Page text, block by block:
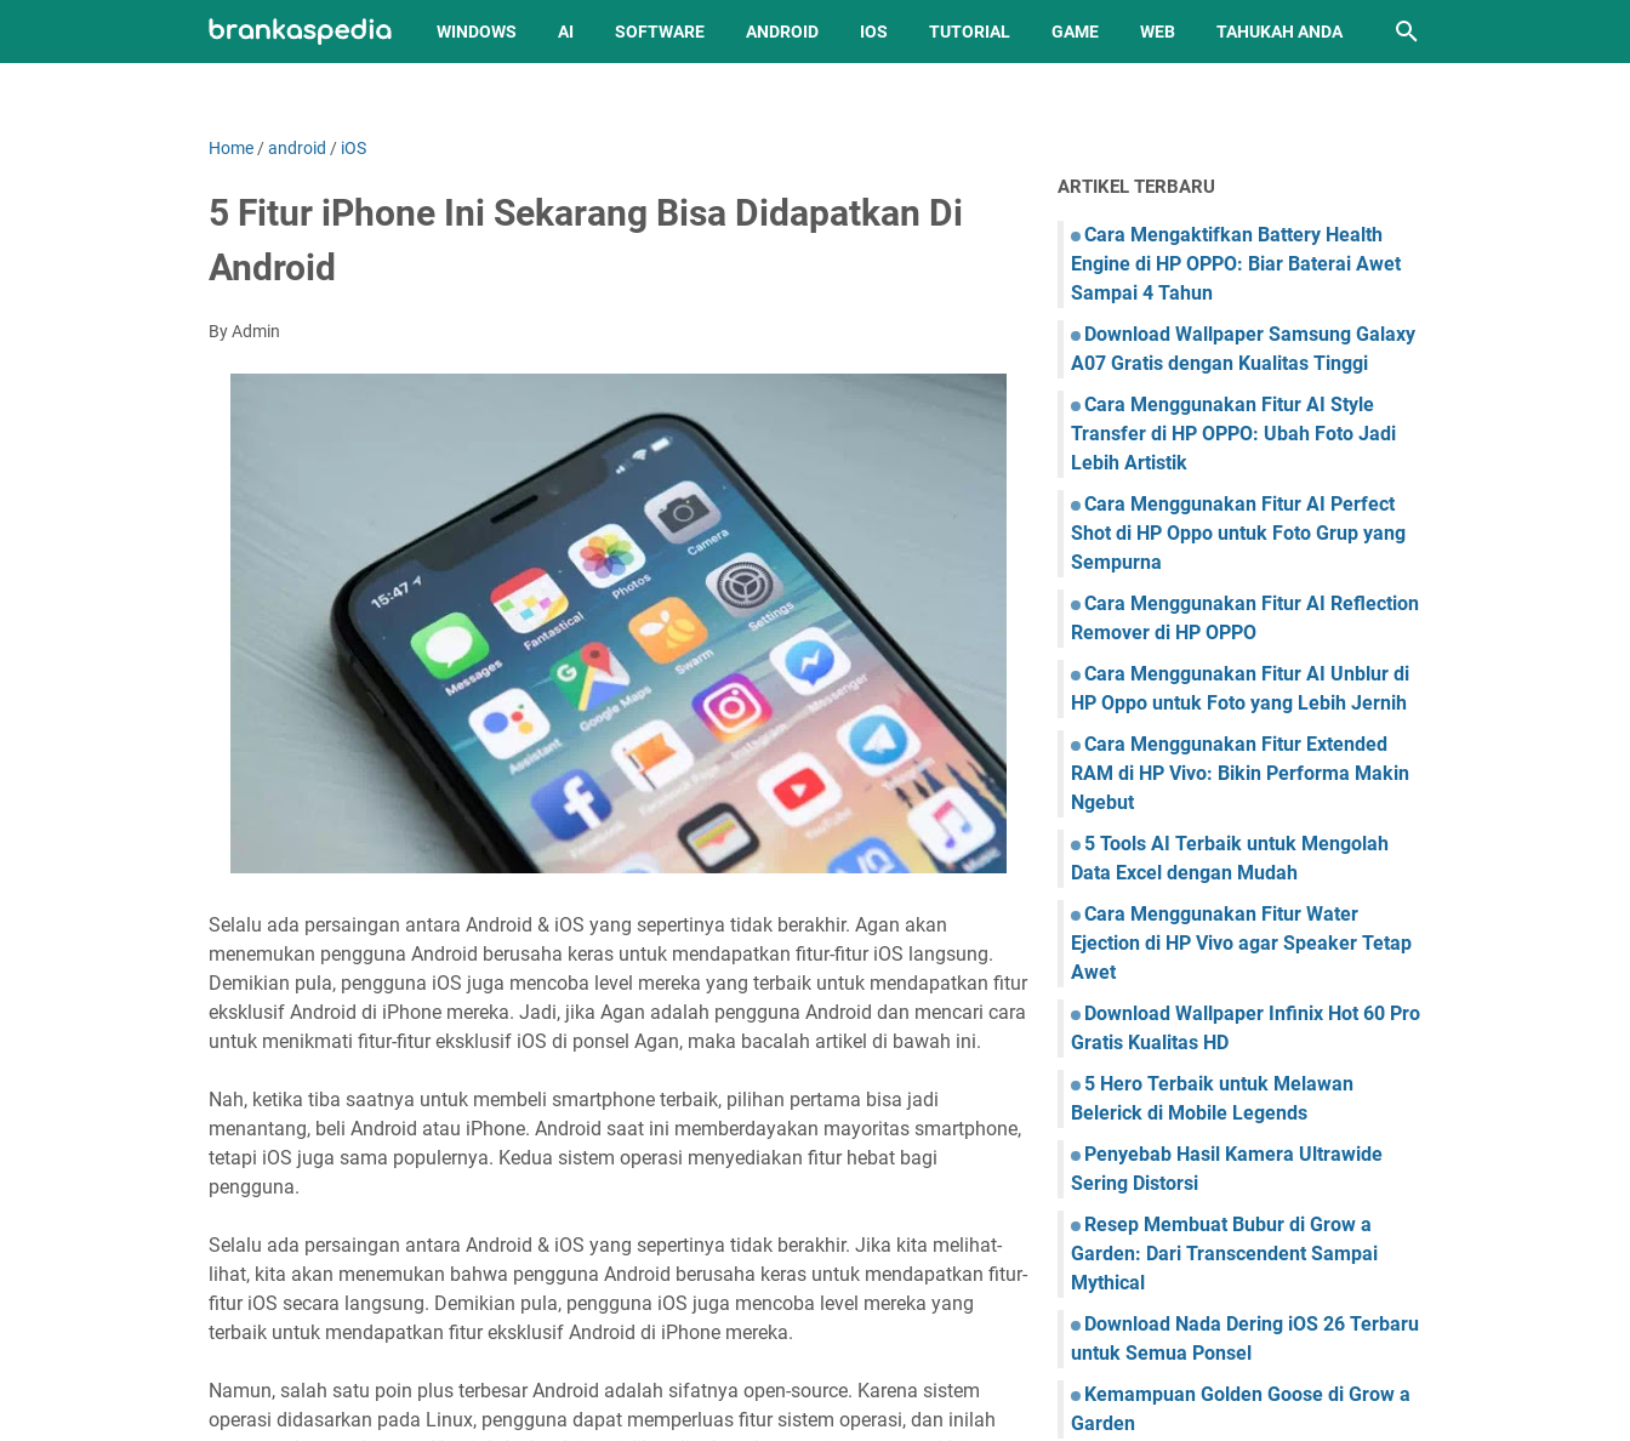
WINDOWS AI SOFTWARE ANDROID IOS TUTORIAL GAME WEB TAHUKAH ANDA
Home /android / iOS
5 Fitur iPhone Ini Sekarang Bisa Didapatkan Di
Android
By Admin
Selalu ada persaingan antara Android & iOS yang sepertinya tidak berakhir. Agan akan
menemukan pengguna Android berusaha keras untuk mendapatkan fitur-fitur iOS langsung.
Demikian pula, pengguna iOS juga mencoba level mereka yang terbaik untuk mendapatkan fitur
eksklusif Android di iPhone mereka. Jadi, jika Agan adalah pengguna Android dan mencari cara
untuk menikmati fitur-fitur eksklusif iOS di ponsel Agan, maka bacalah artikel di bawah ini.
Nah, ketika tiba saatnya untuk membeli smartphone terbaik, pilihan pertama bisa jadi
menantang, beli Android atau iPhone. Android saat ini memberdayakan mayoritas smartphone,
tetapi iOS juga sama populernya. Kedua sistem operasi menyediakan fitur hebat bagi
pengguna.
Selalu ada persaingan antara Android & iOS yang sepertinya tidak berakhir. Jika kita melihat-
lihat, kita akan menemukan bahwa pengguna Android berusaha keras untuk mendapatkan fitur-
fitur iOS secara langsung. Demikian pula, pengguna iOS juga mencoba level mereka yang
terbaik untuk mendapatkan fitur eksklusif Android di iPhone mereka.
Namun, salah satu poin plus terbesar Android adalah sifatnya open-source. Karena sistem
operasi didasarkan pada Linux, pengguna dapat memperluas fitur sistem operasi, dan inilah
ARTIKEL TERBARU
Cara Mengaktifkan Battery Health
Engine di HP OPPO: Biar Baterai Awet
Sampai 4 Tahun
Download Wallpaper Samsung Galaxy
A07 Gratis dengan Kualitas Tinggi
Cara Menggunakan Fitur AI Style
Transfer di HP OPPO: Ubah Foto Jadi
Lebih Artistik
Cara Menggunakan Fitur AI Perfect
Shot di HP Oppo untuk Foto Grup yang
Sempurna
Cara Menggunakan Fitur AI Reflection
Remover di HP OPPO
Cara Menggunakan Fitur AI Unblur di
HP Oppo untuk Foto yang Lebih Jernih
Cara Menggunakan Fitur Extended
RAM di HP Vivo: Bikin Performa Makin
Ngebut
5 Tools AI Terbaik untuk Mengolah
Data Excel dengan Mudah
Cara Menggunakan Fitur Water
Ejection di HP Vivo agar Speaker Tetap
Awet
Download Wallpaper Infinix Hot 60 Pro
Gratis Kualitas HD
5 Hero Terbaik untuk Melawan
Belerick di Mobile Legends
Penyebab Hasil Kamera Ultrawide
Sering Distorsi
Resep Membuat Bubur di Grow a
Garden: Dari Transcendent Sampai
Mythical
Download Nada Dering iOS 26 Terbaru
untuk Semua Ponsel
Kemampuan Golden Goose di Grow a
Garden